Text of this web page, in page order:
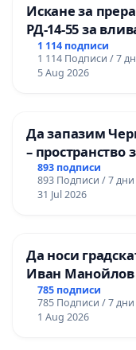
Искане за
РД-14-55 за
гимназия по
мениджмънт –
1 114 подписи
1 114 Подписи / 7
5 Aug 2026
Да запазим
– пространство
893 подписи
893 Подписи / 7 дни
31 Jul 2026
Да носи
Иван Манойлов
785 подписи
785 Подписи / 7 дни
1 Aug 2026